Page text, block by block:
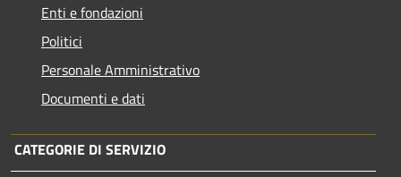
Enti e fondazioni
Politici
Personale Amministrativo
Documenti e dati
CATEGORIE DI SERVIZIO